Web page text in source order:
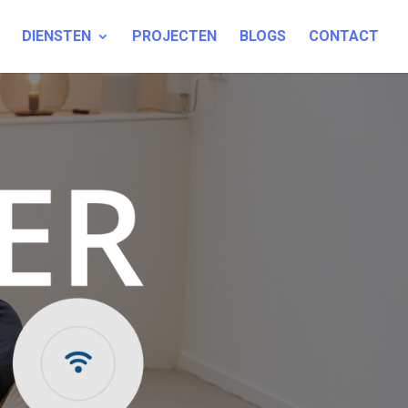
DIENSTEN PROJECTEN BLOGS CONTACT